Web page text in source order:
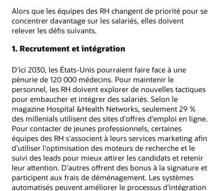
Alors que les équipes des RH changent de priorité pour se
concentrer davantage sur les salariés, elles doivent
relever les défis suivants.
1. Recrutement et intégration
D'ici 2030, les États-Unis pourraient faire face à une
pénurie de 120 000 médecins. Pour maintenir le
personnel, les RH doivent explorer de nouvelles tactiques
pour embaucher et intégrer des salariés. Selon le
magazine Hospital &Health Networks, seulement 29 %
des millenials utilisent des sites d'offres d'emploi en ligne.
Pour contacter de jeunes professionnels, certaines
équipes des RH s'associent à leurs services marketing afin
d'utiliser l'optimisation des moteurs de recherche et le
suivi des leads pour mieux attirer les candidats et retenir
leur attention. D'autres offrent des bonus à la signature et
participent aux frais de déménagement. Les systèmes
automatisés peuvent améliorer le processus d'intégration